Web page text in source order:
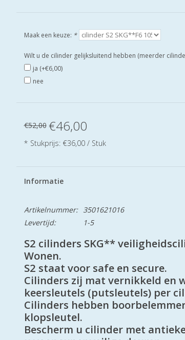
Maak een keuze: *
Wilt u de cilinder gelijksluitend hebben (meerder
ja (+€6,00)
nee
€52,00 €46,00
* Stukprijs: €36,00 / Stuk
Informatie
Artikelnummer:
3501621016
Levertijd:
1-5
S2 cilinders SKG**
Wonen.
S2 staat voor safe en secure.
Cilinders zij mat vernikkeld en
keersleutels (putsleutels) per
Cilinders hebben
klopsleutel.
Bescherm u cilinder met